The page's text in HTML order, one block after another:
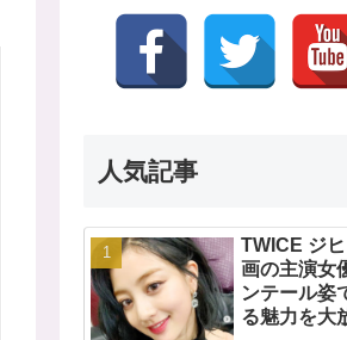
人気記事
TWICE ジ
画の主演女
ンテール姿
る魅力を大